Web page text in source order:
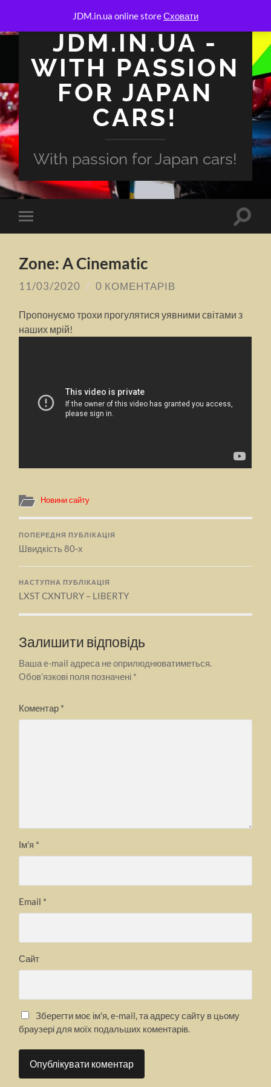
JDM.in.ua online storeСховати
JDM.IN.UA -
WITH PASSION
FOR JAPAN
CARS!
With passion for Japan cars!
Перемкнути
мобільне
Zone: A Cinematic
11/03/2020 / 0 КОМЕНТАРІВ
Пропонуємо трохи прогулятися уявними світами з
наших мрій!
Новини сайту
ПОПЕРЕДНЯ ПУБЛІКАЦІЯ
Швидкість 80-х
НАСТУПНА ПУБЛІКАЦІЯ
LXST CXNTURY – LIBERTY
Залишити відповідь
Ваша e-mail адреса не оприлюднюватиметься.
Обов’язкові поля позначені *
Коментар *
Ім'я *
Email *
Сайт
Зберегти моє ім'я, e-mail, та адресу сайту в цьому
браузері для моїх подальших коментарів.